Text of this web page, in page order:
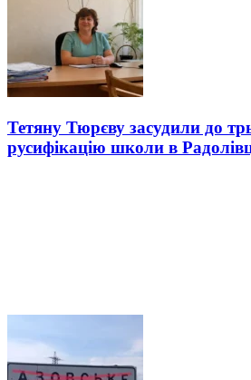
Тетяну Тюрєву засудили до
русифікацію школи в